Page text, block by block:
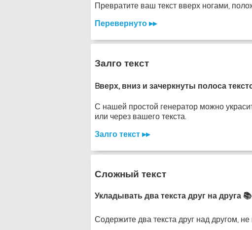
Превратите ваш текст вверх ногами,
Перевернуто ▸▸
Залго текст
Bверх, вниз и зачеркнуты полоса
С нашей простой генератор можно
или через вашего текста.
Залго текст ▸▸
Сложный текст
Укладывать два текста друг на друга 📚
Содержите два текста друг над другом,